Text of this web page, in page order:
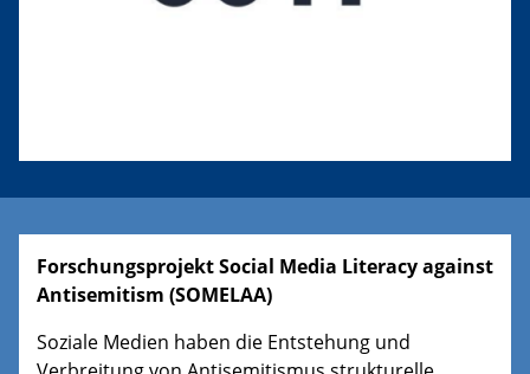
Forschungsprojekt Social Media Literacy against
Antisemitism (SOMELAA)
Soziale Medien haben die Entstehung und